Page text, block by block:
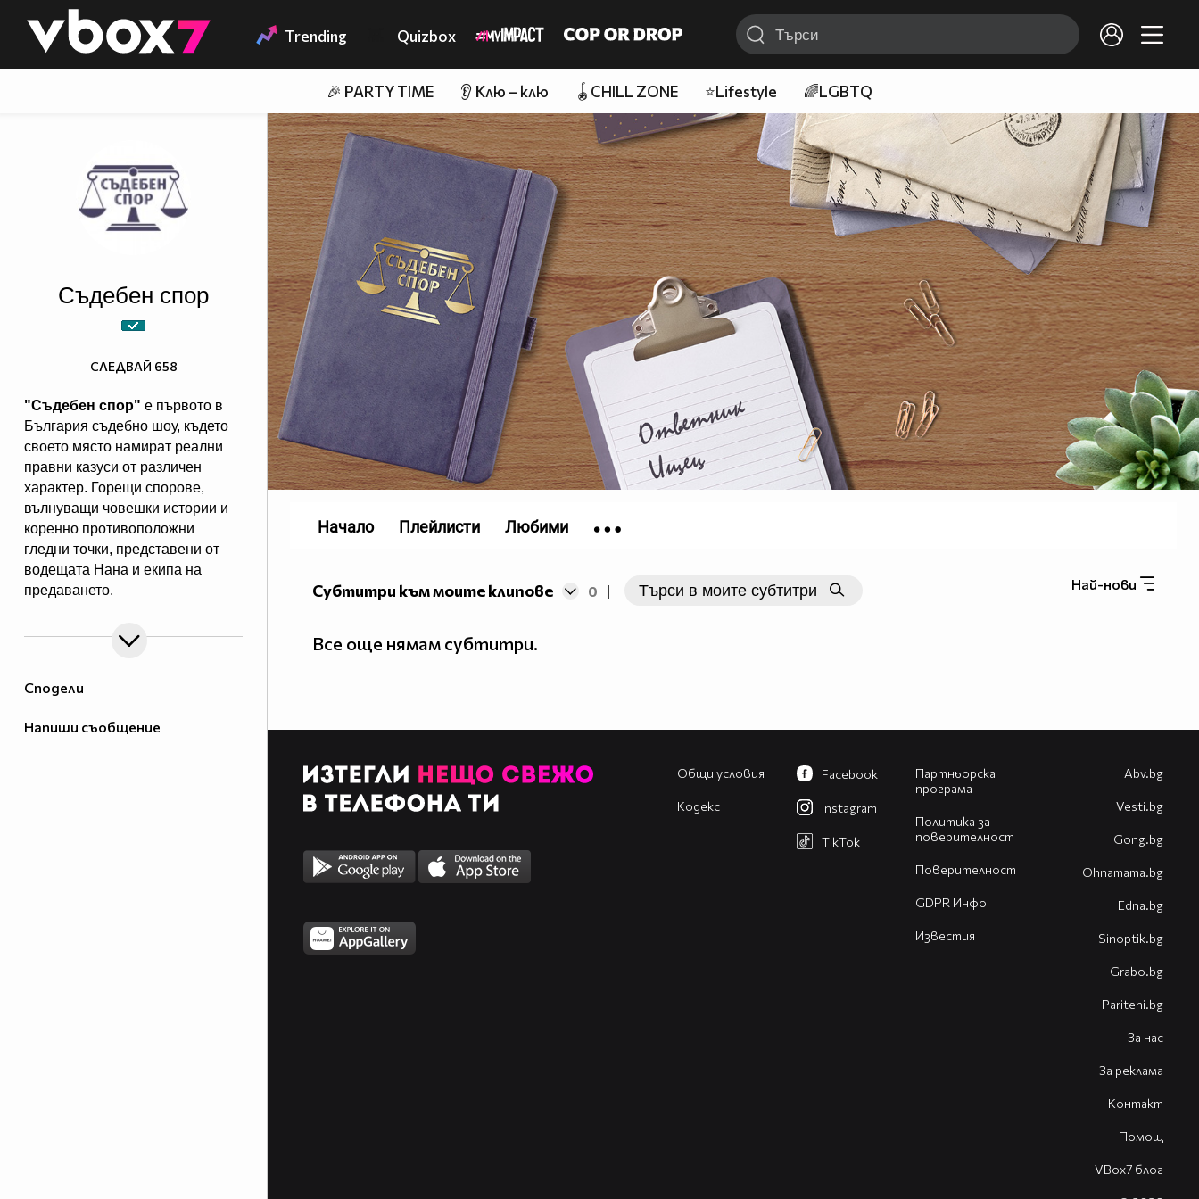
👾 Trending Quizbox
🎉 PARTY TIME 👂 Клю – клю 🪀CHILL ZONE ⭐Lifestyle 🌈LGBTQ
Сподели
Напиши съобщение
Съдебен спор
"Съдебен спор" е първото в
България съдебно шоу, където
своето място намират реални
правни казуси от различен
характер. Горещи спорове,
вълнуващи човешки истории и
коренно противоположни
гледни точки, представени от
водещата Нана и екипа на
предаването.
неделя, 11.00 ч., по Нова.
Eпизодите на предаването може
СЛЕДВАЙ 658
Субтитри към моите клипове 0 | Най-нови
Все още нямам субтитри.
Начало Плейлисти Любими
Общи условия
Кодекс
Партньорска
програма
Политика за
поверителност
Поверителност
GDPR Инфо
Известия
Facebook
Instagram
TikTok
Abv.bg
Vesti.bg
Gong.bg
Оhnamama.bg
Edna.bg
Sinoptik.bg
Grabo.bg
Pariteni.bg
За нас
За реклама
Контакт
Помощ
VBox7 блог